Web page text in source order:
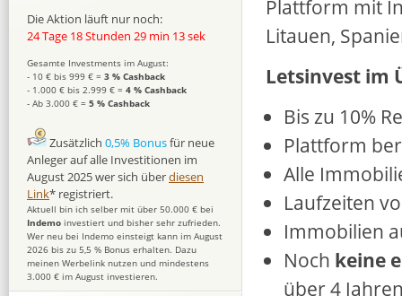
Plattform mit
Litauen,
Letsinvest im
Bis zu 10%
Plattform
Alle
Laufzeiten
Immobilien
Noch keine
über 4
Die Aktion läuft nur noch:
24 Tage 18 Stunden 29 min 12 sek
Gesamte Investments im August:
- 10 € bis 999 € = 3 % Cashback
- 1.000 € bis 2.999 € = 4 % Cashback
- Ab 3.000 € = 5 % Cashback
Zusätzlich 0,5% Bonusfür neue
Anleger auf alle Investitionen im
August 2025 wer sich überdiesen
Link* registriert.
Aktuell bin ich selber mit über 50.000 € bei
Indemo investiert und bisher sehr zufrieden.
Wer neu bei Indemo einsteigt kann im August
2026 bis zu 5,5 % Bonus erhalten. Dazu
meinen Werbelink nutzen und mindestens
3.000 € im August investieren.